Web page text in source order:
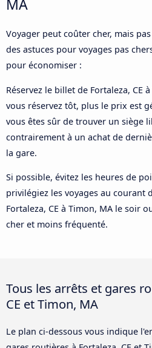
MA
Voyager peut coûter cher, mais
des astuces pour voyages pas
pour économiser :
Réservez le billet de Fortaleza, CE
vous réservez tôt, plus le prix est
vous êtes sûr de trouver un siège
contrairement à un achat de
la gare.
Si possible, évitez les heures de
privilégiez les voyages au courant
Fortaleza, CE à Timon, MA le soir
cher et moins fréquenté.
Tous les arrêts et gares
CE et Timon, MA
Le plan ci-dessous vous indique